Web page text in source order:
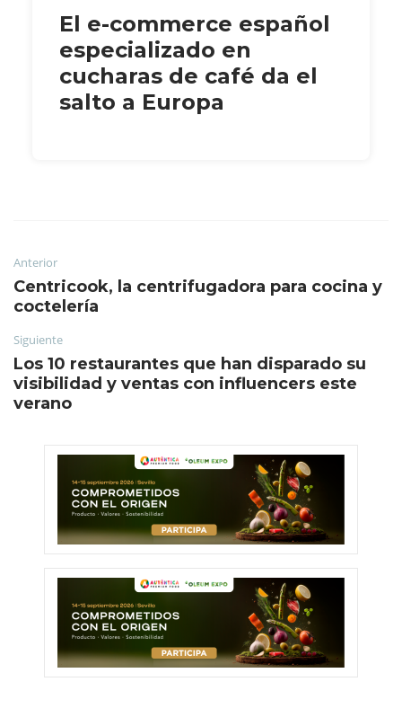
El e-commerce español
especializado en
cucharas de café da el
salto a Europa
Anterior
Centricook, la centrifugadora para cocina y
coctelería
Siguiente
Los 10 restaurantes que han disparado su
visibilidad y ventas con influencers este
verano